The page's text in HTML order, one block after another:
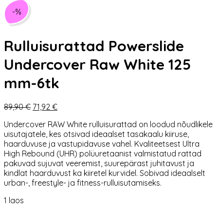
-%
Rulluisurattad Powerslide
Undercover Raw White 125
mm-6tk
89,90€ Algne
oli:
89,90 €.
71,92 €Praegune
on:
71,92 €.
Undercover RAW White rulluisurattad on loodud nõudlikele
uisutajatele, kes otsivad ideaalset tasakaalu kiiruse,
haarduvuse ja vastupidavuse vahel. Kvaliteetsest Ultra
High Rebound (UHR) polüuretaanist valmistatud rattad
pakuvad sujuvat veeremist, suurepärast juhitavust ja
kindlat haarduvust ka kiiretel kurvidel. Sobivad ideaalselt
urban-, freestyle- ja fitness-rulluisutamiseks.
1 laos